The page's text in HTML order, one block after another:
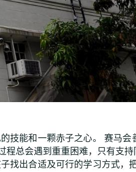
技能和一颗赤子之心。 赛马
总会遇到重重困难，只有支
找出合适及可行的学习方式，